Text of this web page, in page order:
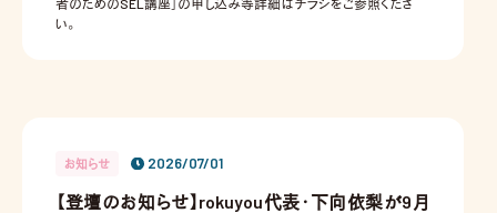
者のためのSEL講座」の申し込み等詳細はチラシをご参照くださ
い。
お知らせ 2026/07/01
【登壇のお知らせ】rokuyou代表・下向依梨が9月